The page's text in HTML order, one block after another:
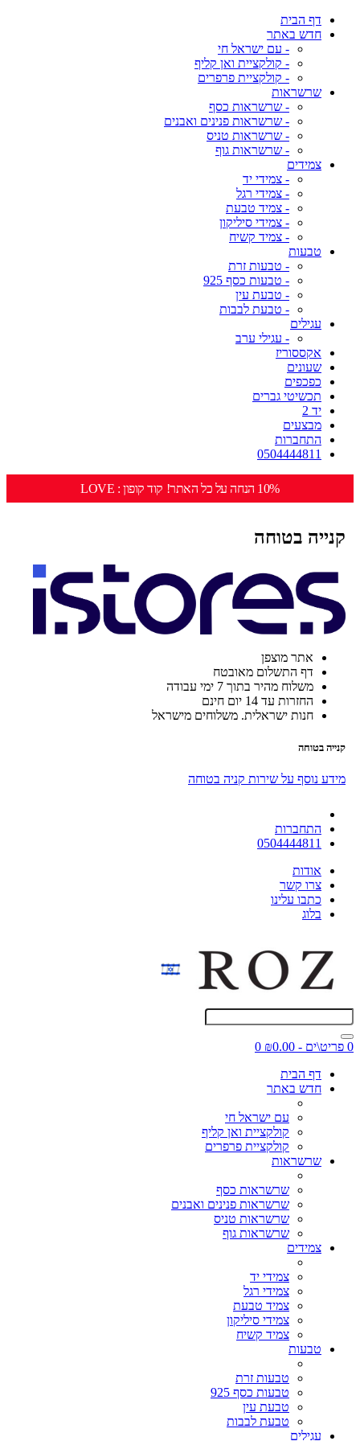
דף הבית
חדש באתר
- עם ישראל חי
- קולקציית ואן קליף
- קולקציית פרפרים
שרשראות
- שרשראות כסף
- שרשראות פנינים ואבנים
- שרשראות טניס
- שרשראות גוף
צמידים
- צמידי יד
- צמידי רגל
- צמיד טבעת
- צמידי סיליקון
- צמיד קשיח
טבעות
- טבעות זרת
- טבעות כסף 925
- טבעת עין
- טבעת לבבות
עגילים
- עגילי ערב
אקססוריז
שעונים
כפכפים
תכשיטי גברים
יד 2
מבצעים
התחברות
0504444811
10% הנחה על כל האתר! קוד קופון : LOVE
קנייה בטוחה
אתר מוצפן
דף התשלום מאובטח
משלוח מהיר בתוך 7 ימי עבודה
החזרות עד 14 יום חינם
חנות ישראלית. משלוחים מישראל
קנייה בטוחה
מידע נוסף על שירות קניה בטוחה
התחברות
0504444811
אודות
צרו קשר
כתבו עלינו
בלוג
0 פריט\ים - ₪0.00
0
דף הבית
חדש באתר
עם ישראל חי
קולקציית ואן קליף
קולקציית פרפרים
שרשראות
שרשראות כסף
שרשראות פנינים ואבנים
שרשראות טניס
שרשראות גוף
צמידים
צמידי יד
צמידי רגל
צמיד טבעת
צמידי סיליקון
צמיד קשיח
טבעות
טבעות זרת
טבעות כסף 925
טבעת עין
טבעת לבבות
עגילים